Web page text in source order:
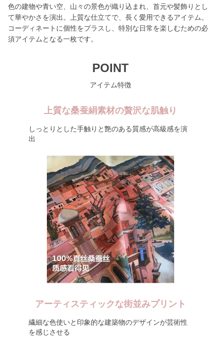
色の建物や青い空、山々の景色が織り込まれ、首元や髪飾りとし
て華やかさを演出。上質な仕立てで、長く愛用できるアイテム。
コーディネートに個性をプラスし、特別な日常を楽しむための必
須アイテムとなる一枚です。
POINT
アイテム特徴
上質な桑蚕絹素材の贅沢な肌触り
しっとりとした手触りと艶のある質感が高級感を演
出
アーティスティックな街並みプリント
繊細な色使いと印象的な建築物のデザインが芸術性
を感じさせる